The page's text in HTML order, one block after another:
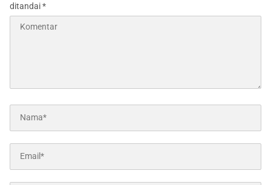
ditandai*